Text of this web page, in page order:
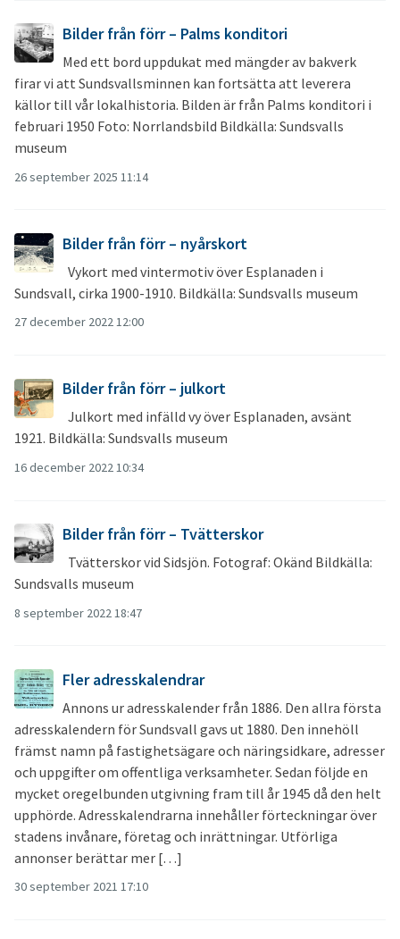
Bilder från förr – Palms konditori
Med ett bord uppdukat med mängder av bakverk
firar vi att Sundsvallsminnen kan fortsätta att leverera
källor till vår lokalhistoria. Bilden är från Palms konditori i
februari 1950 Foto: Norrlandsbild Bildkälla: Sundsvalls
museum
26 september 2025 11:14
Bilder från förr – nyårskort
Vykort med vintermotiv över Esplanaden i
Sundsvall, cirka 1900-1910. Bildkälla: Sundsvalls museum
27 december 2022 12:00
Bilder från förr – julkort
Julkort med infälld vy över Esplanaden, avsänt
1921. Bildkälla: Sundsvalls museum
16 december 2022 10:34
Bilder från förr – Tvätterskor
Tvätterskor vid Sidsjön. Fotograf: Okänd Bildkälla:
Sundsvalls museum
8 september 2022 18:47
Fler adresskalendrar
Annons ur adresskalender från 1886. Den allra första
adresskalendern för Sundsvall gavs ut 1880. Den innehöll
främst namn på fastighetsägare och näringsidkare, adresser
och uppgifter om offentliga verksamheter. Sedan följde en
mycket oregelbunden utgivning fram till år 1945 då den helt
upphörde. Adresskalendrarna innehåller förteckningar över
stadens invånare, företag och inrättningar. Utförliga
annonser berättar mer […]
30 september 2021 17:10